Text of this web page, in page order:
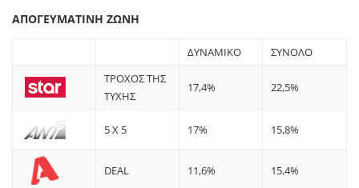
ΑΠΟΓΕΥΜΑΤΙΝΗ ΖΩΝΗ
ΔΥΝΑΜΙΚΟ
ΣΥΝΟΛΟ
ΤΡΟΧΟΣ ΤΗΣ
ΤΥΧΗΣ
17,4% 22,5%
5 X 5 17% 15,8%
DEAL 11,6% 15,4%